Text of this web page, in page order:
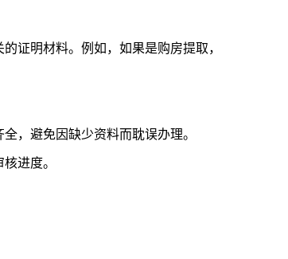
证明材料。例如，如果是购房提取，
，避免因缺少资料而耽误办理。
进度。